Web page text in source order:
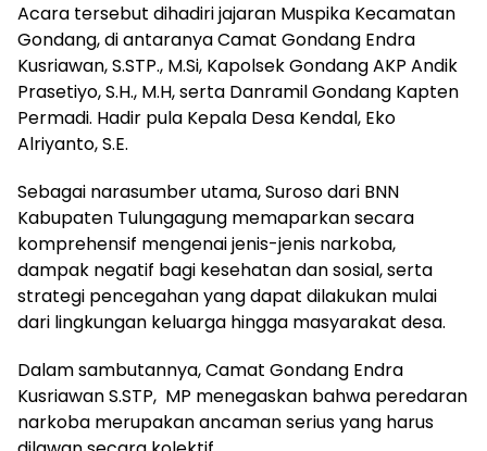
Acara tersebut dihadiri jajaran Muspika Kecamatan
Gondang, di antaranya Camat Gondang Endra
Kusriawan, S.STP., M.Si, Kapolsek Gondang AKP Andik
Prasetiyo, S.H., M.H, serta Danramil Gondang Kapten
Permadi. Hadir pula Kepala Desa Kendal, Eko
Alriyanto, S.E.
Sebagai narasumber utama, Suroso dari BNN
Kabupaten Tulungagung memaparkan secara
komprehensif mengenai jenis-jenis narkoba,
dampak negatif bagi kesehatan dan sosial, serta
strategi pencegahan yang dapat dilakukan mulai
dari lingkungan keluarga hingga masyarakat desa.
Dalam sambutannya, Camat Gondang Endra
Kusriawan S.STP, MP menegaskan bahwa peredaran
narkoba merupakan ancaman serius yang harus